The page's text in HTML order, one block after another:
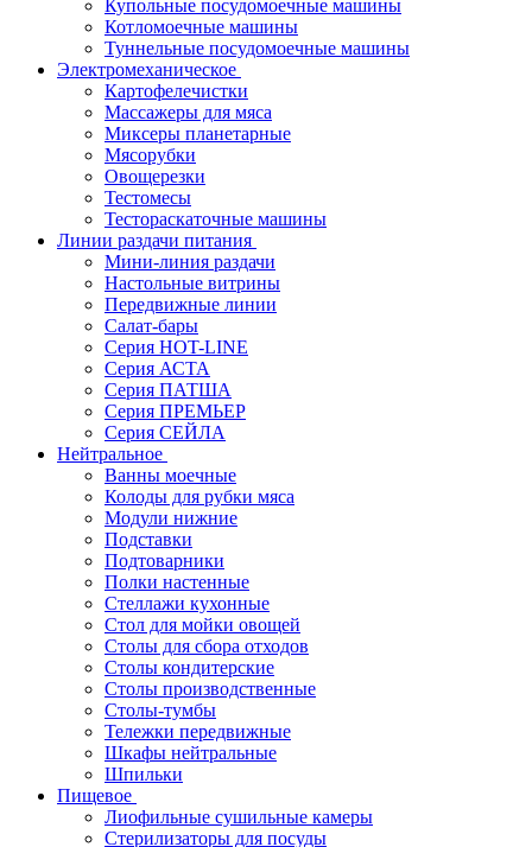
Купольные посудомоечные машины
Котломоечные машины
Туннельные посудомоечные машины
Электромеханическое
Картофелечистки
Массажеры для мяса
Миксеры планетарные
Мясорубки
Овощерезки
Тестомесы
Тестораскаточные машины
Линии раздачи питания
Мини-линия раздачи
Настольные витрины
Передвижные линии
Салат-бары
Серия HOT-LINE
Серия АСТА
Серия ПАТША
Серия ПРЕМЬЕР
Серия СЕЙЛА
Нейтральное
Ванны моечные
Колоды для рубки мяса
Модули нижние
Подставки
Подтоварники
Полки настенные
Стеллажи кухонные
Стол для мойки овощей
Столы для сбора отходов
Столы кондитерские
Столы производственные
Столы-тумбы
Тележки передвижные
Шкафы нейтральные
Шпильки
Пищевое
Лиофильные сушильные камеры
Стерилизаторы для посуды